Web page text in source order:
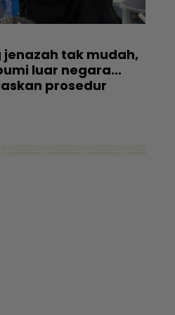
jenazah tak mudah,
luar negara...
prosedur